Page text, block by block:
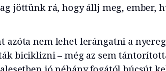
jöttünk rá, hogy állj meg, ember,
azóta nem lehet lerángatni a
biciklizni – még az sem